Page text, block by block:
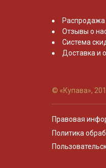
Распродажа
Отзывы о
Система
Доставка и
© «Купава»,
Правовая
Политика